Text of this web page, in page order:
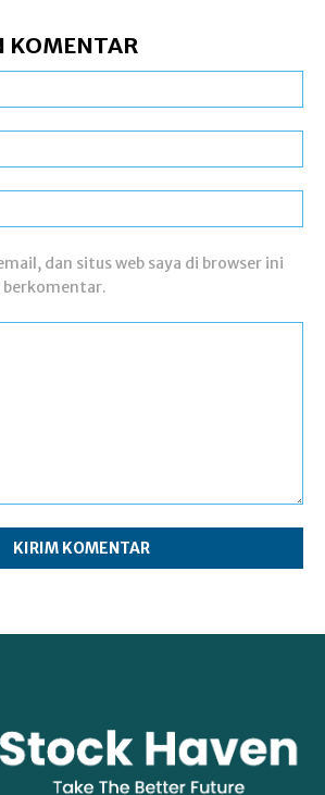
KOMENTAR
dan situs web saya di browser ini
berkomentar.